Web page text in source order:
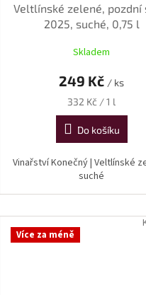
Veltlínské zelené, pozdní
2025, suché, 0,75 l
Skladem
249 Kč / ks
Měrná
cena:
332 Kč / 1 l
Do košíku
Vinařství Konečný | Veltlínské
suché
Více za méně